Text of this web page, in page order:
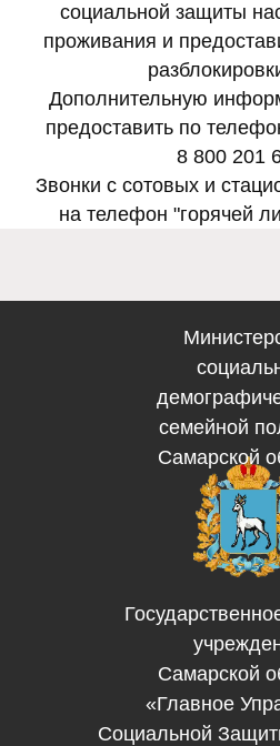
социальной защиты
проживания и
Дополнительную
предоставить по
8 800 201
Звонки с сотовых и
на телефон "горячей
семейной
Самарской
Самарской
Самарской
«Главное
Социальной